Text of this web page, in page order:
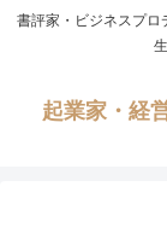
書評家・ビジネスプ
起業家・経